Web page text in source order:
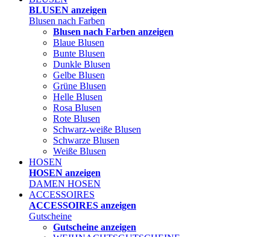
BLUSEN anzeigen
Blusen nach Farben
Blusen nach Farben anzeigen
Blaue Blusen
Bunte Blusen
Dunkle Blusen
Gelbe Blusen
Grüne Blusen
Helle Blusen
Rosa Blusen
Rote Blusen
Schwarz-weiße Blusen
Schwarze Blusen
Weiße Blusen
HOSEN
HOSEN anzeigen
DAMEN HOSEN
ACCESSOIRES
ACCESSOIRES anzeigen
Gutscheine
Gutscheine anzeigen